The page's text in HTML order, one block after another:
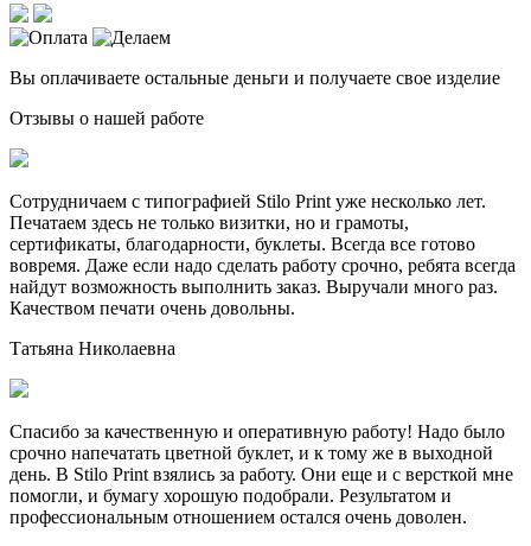
Вы оплачиваете остальные деньги и получаете свое изделие
Отзывы о нашей работе
Сотрудничаем с типографией Stilo Print уже несколько лет.
Печатаем здесь не только визитки, но и грамоты,
сертификаты, благодарности, буклеты. Всегда все готово
вовремя. Даже если надо сделать работу срочно, ребята всегда
найдут возможность выполнить заказ. Выручали много раз.
Качеством печати очень довольны.
Татьяна Николаевна
Спасибо за качественную и оперативную работу! Надо было
срочно напечатать цветной буклет, и к тому же в выходной
день. В Stilo Print взялись за работу. Они еще и с версткой мне
помогли, и бумагу хорошую подобрали. Результатом и
профессиональным отношением остался очень доволен.